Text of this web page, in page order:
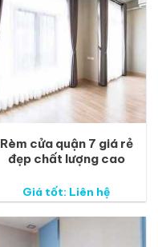
Rèm cửa quận 7 giá rẻ
đẹp chất lượng cao
Giá tốt: Liên hệ